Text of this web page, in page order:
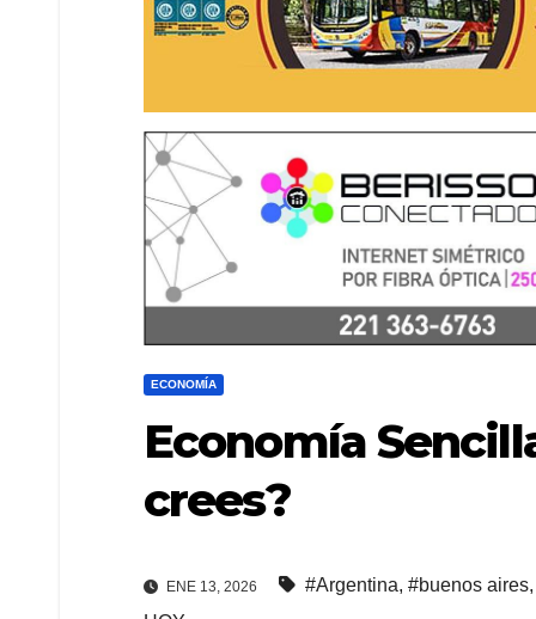
ECONOMÍA
Economía
crees?
ENE 13, 2026 #Argentina, #buenos aires